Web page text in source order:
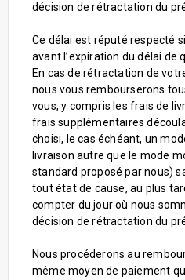
décision de rétractation du
Ce délai est réputé respecté
avant l’expiration du délai de
En cas de rétractation de
nous vous rembourserons
vous, y compris les frais de
frais supplémentaires
choisi, le cas échéant, un
livraison autre que le mode
standard proposé par nous)
tout état de cause, au plus
compter du jour où nous
décision de rétractation du
Nous procéderons au
même moyen de paiement